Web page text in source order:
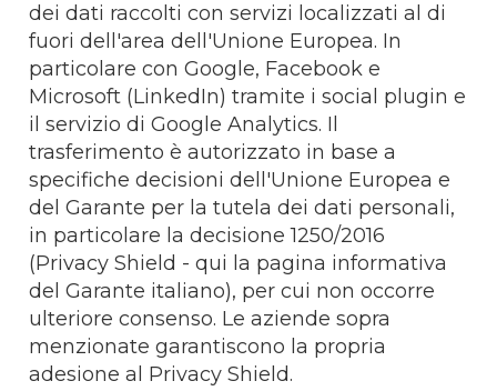
dei dati raccolti con servizi localizzati al di
fuori dell'area dell'Unione Europea. In
particolare con Google, Facebook e
Microsoft (LinkedIn) tramite i social plugin e
il servizio di Google Analytics. Il
trasferimento è autorizzato in base a
specifiche decisioni dell'Unione Europea e
del Garante per la tutela dei dati personali,
in particolare la decisione 1250/2016
(Privacy Shield - qui la pagina informativa
del Garante italiano), per cui non occorre
ulteriore consenso. Le aziende sopra
menzionate garantiscono la propria
adesione al Privacy Shield.